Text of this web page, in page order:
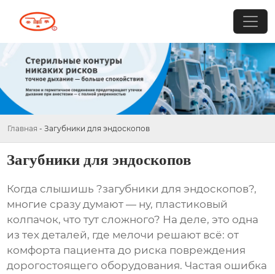
Главная - Загубники для эндоскопов
Загубники для эндоскопов
Когда слышишь ?загубники для эндоскопов?,
многие сразу думают — ну, пластиковый
колпачок, что тут сложного? На деле, это одна
из тех деталей, где мелочи решают всё: от
комфорта пациента до риска повреждения
дорогостоящего оборудования. Частая ошибка